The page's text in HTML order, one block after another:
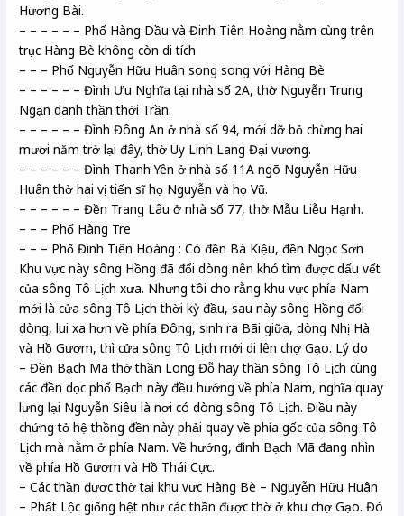
Hương Bài.
– – – – – – Phố Hàng Dầu và Đinh Tiên Hoàng nằm cùng trên
trục Hàng Bè không còn di tích
– – – Phố Nguyễn Hữu Huân song song với Hàng Bè
– – – – – – Đình Ưu Nghĩa tại nhà số 2A, thờ Nguyễn Trung
Ngạn danh thần thời Trần.
– – – – – – Đình Đông An ở nhà số 94, mới dỡ bỏ chừng hai
mươi năm trở lại đây, thờ Uy Linh Lang Đại vương.
– – – – – – Đình Thanh Yên ở nhà số 11A ngõ Nguyễn Hữu
Huân thờ hai vị tiến sĩ họ Nguyễn và họ Vũ.
– – – – – – Đền Trang Lâu ở nhà số 77, thờ Mẫu Liễu Hạnh.
– – – Phố Hàng Tre
– – – Phố Đinh Tiên Hoàng : Có đền Bà Kiệu, đền Ngọc Sơn
Khu vực này sông Hồng đã đổi dòng nên khó tìm được dấu vết
của sông Tô Lịch xưa. Nhưng tôi cho rằng khu vực phía Nam
mới là cửa sông Tô Lịch thời kỳ đầu, sau này sông Hồng đổi
dòng, lui xa hơn về phía Đông, sinh ra Bãi giữa, dòng Nhị Hà
và Hồ Gươm, thì cửa sông Tô Lịch mới di lên chợ Gạo. Lý do
– Đền Bạch Mã thờ thần Long Đỗ hay thần sông Tô Lịch cùng
các đền dọc phố Bạch này đều hướng về phía Nam, nghĩa quay
lưng lại Nguyễn Siêu là nơi có dòng sông Tô Lịch. Điều này
chứng tỏ hệ thồng đền này phải quay về phía gốc của sông Tô
Lịch mà nằm ở phía Nam. Về hướng, đình Bạch Mã đang nhìn
về phía Hồ Gươm và Hồ Thái Cực.
– Các thần được thờ tại khu vưc Hàng Bè – Nguyễn Hữu Huân
– Phất Lộc giống hệt như các thần được thờ ở khu chợ Gạo. Đó